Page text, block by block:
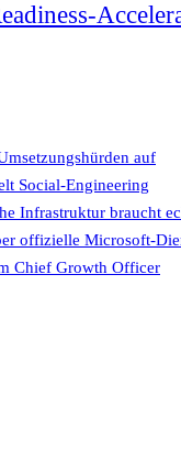
auf
Social-Engineering
Infrastruktur braucht
offizielle Microsoft-
Chief Growth Officer